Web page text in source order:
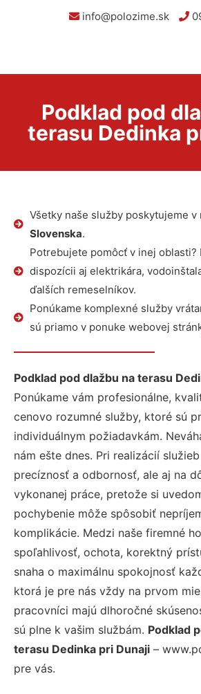
info@polozime.sk
Podklad pod
terasu Dedinka
Všetky naše služby poskytujeme v
Slovenska.
Potrebujete pomôcť v inej oblasti?
dispozícii aj elektrikára,
ďalších remeselníkov.
Ponúkame komplexné služby
sú priamo v ponuke webovej
Podklad pod dlažbu na terasu
Ponúkame vám profesionálne,
cenovo rozumné služby, ktoré sú
individuálnym požiadavkám.
nám ešte dnes. Pri realizácií
precíznosť a odbornosť, ale aj na
vykonanej práce, pretože si
pochybenie môže spôsobiť
komplikácie. Medzi naše firemné
spoľahlivosť, ochota, korektný
snaha o maximálnu spokojnosť
ktorá je pre nás vždy na prvom
pracovníci majú dlhoročné
sú plne k vašim službám. Podklad
terasu Dedinka pri Dunaji –
pre vás.